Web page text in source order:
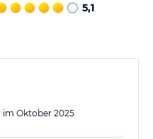
5,1
im Oktober 2025